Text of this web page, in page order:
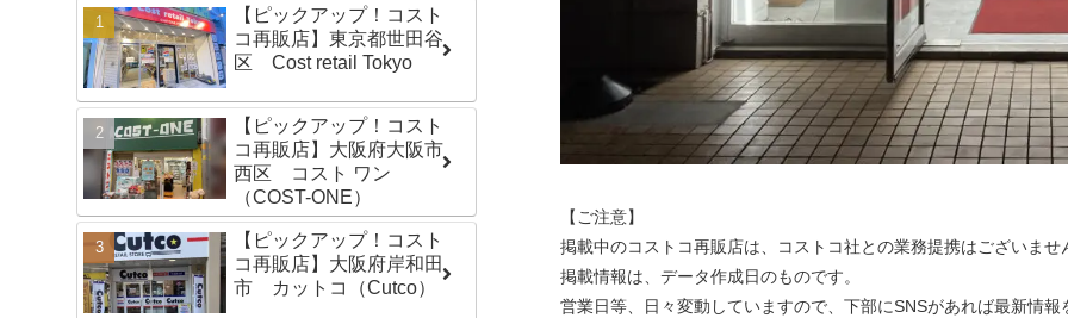
【ご注意】
掲載中のコストコ再販店は、コストコ社との業務提携はございませ
掲載情報は、データ作成日のものです。
営業日等、日々変動していますので、下部にSNSがあれば最新情報
【ピックアップ！コスト
コ再販店】東京都世田谷
区 Cost retail Tokyo
【ピックアップ！コスト
コ再販店】大阪府大阪市
西区 コスト ワン
（COST-ONE）
【ピックアップ！コスト
コ再販店】大阪府岸和田
市 カットコ（Cutco）